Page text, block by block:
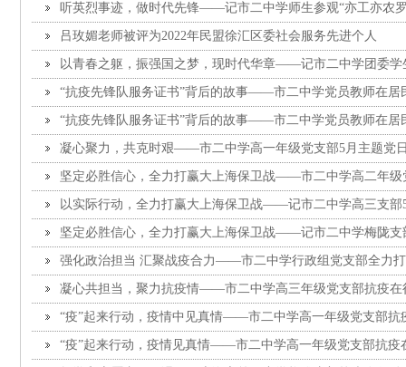
听英烈事迹，做时代先锋——记市二中学师生参观“亦工亦农
吕玫媚老师被评为2022年民盟徐汇区委社会服务先进个人
以青春之躯，振强国之梦，现时代华章——记市二中学团委学
大并发表感想
“抗疫先锋队服务证书”背后的故事——市二中学党员教师在居
“抗疫先锋队服务证书”背后的故事——市二中学党员教师在居
凝心聚力，共克时艰——市二中学高一年级党支部5月主题党
坚定必胜信心，全力打赢大上海保卫战——市二中学高二年级
活动
以实际行动，全力打赢大上海保卫战——记市二中学高三支部
坚定必胜信心，全力打赢大上海保卫战——记市二中学梅陇支
强化政治担当 汇聚战疫合力——市二中学行政组党支部全力
党日活动凝心共担当，聚力抗疫情——市二中学高三年级党支部抗疫在
“疫”起来行动，疫情中见真情——市二中学高一年级党支部抗
“疫”起来行动，疫情见真情——市二中学高一年级党支部抗疫